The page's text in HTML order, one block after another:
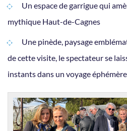
Un espace de garrigue qui
mythique Haut-de-Cagnes
Une pinède, paysage
de cette visite, le spectateur se
instants dans un voyage